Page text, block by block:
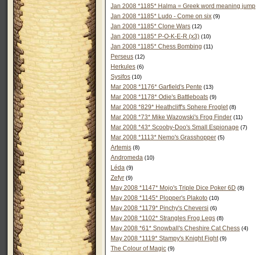
Jan 2008 *1185* Halma = Greek word meaning jump
Jan 2008 *1185* Ludo - Come on six (9)
Jan 2008 *1185* Clone Wars (12)
Jan 2008 *1185* P-O-K-E-R (x3) (10)
Jan 2008 *1185* Chess Bombing (11)
Perseus (12)
Herkules (6)
Sysifos (10)
Mar 2008 *1176* Garfield's Pente (13)
Mar 2008 *1178* Odie's Battleboats (9)
Mar 2008 *829* Heathcliff's Sphere Froglet (8)
Mar 2008 *73* Mike Wazowski's Frog Finder (11)
Mar 2008 *43* Scooby-Doo's Small Espionage (7)
Mar 2008 *1113* Nemo's Grasshopper (5)
Artemis (8)
Andromeda (10)
Léda (9)
Zefyr (9)
May 2008 *1147* Mojo's Triple Dice Poker 6D (8)
May 2008 *1145* Plopper's Plakoto (10)
May 2008 *1179* Pinchy's Cheversi (6)
May 2008 *1102* Strangles Frog Legs (8)
May 2008 *61* Snowball's Cheshire Cat Chess (4)
May 2008 *1119* Stampy's Knight Fight (9)
The Colour of Magic (9)